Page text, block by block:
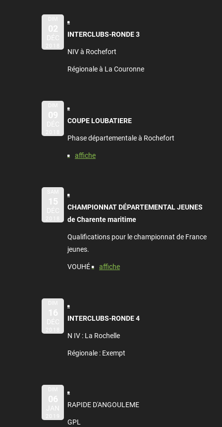
DIM
02
DÉC
2018
INTERCLUBS-RONDE 3
NIV à Rochefort
Régionale à La Couronne
DIM
09
DÉC
2018
COUPE LOUBATIERE
Phase départementale à Rochefort
affiche
SAM
15
DÉC
2018
CHAMPIONNAT DÉPARTEMENTAL JEUNES
de Charente maritime
Qualifications pour le championnat de France
jeunes.
VOUHÉ affiche
DIM
16
DÉC
2018
INTERCLUBS-RONDE 4
N IV : La Rochelle
Régionale : Exempt
DIM
06
JAN
2019
RAPIDE D'ANGOULEME
GPL